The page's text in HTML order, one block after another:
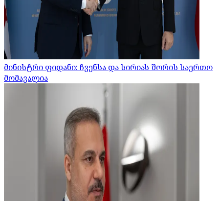
მინისტრი ფიდანი: ჩვენსა და სირიას შორის საერთო
მომავალია